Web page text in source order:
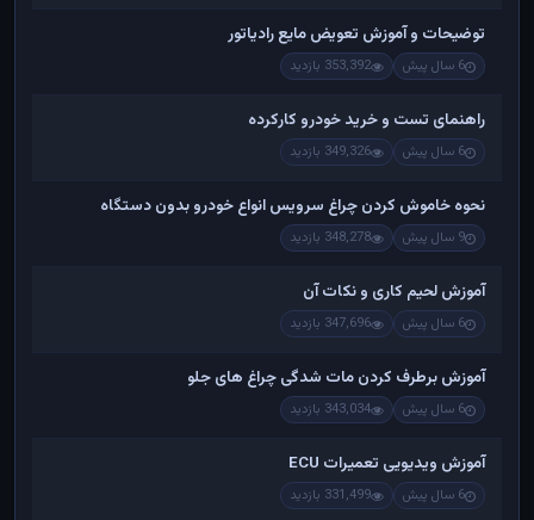
توضیحات و آموزش تعویض مایع رادیاتور
6 سال پیش 353,392 بازدید
راهنمای تست و خريد خودرو کارکرده
6 سال پیش 349,326 بازدید
نحوه خاموش کردن چراغ سرویس انواع خودرو بدون دستگاه
9 سال پیش 348,278 بازدید
آموزش لحیم کاری و نکات آن
6 سال پیش 347,696 بازدید
آموزش برطرف کردن مات شدگی چراغ های جلو
6 سال پیش 343,034 بازدید
آموزش ویدیویی تعمیرات ECU
6 سال پیش 331,499 بازدید